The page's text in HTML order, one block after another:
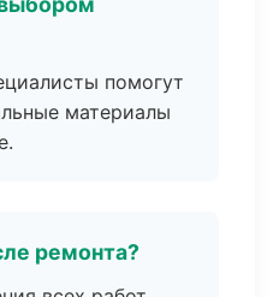
помогут
материалы
ремонта?